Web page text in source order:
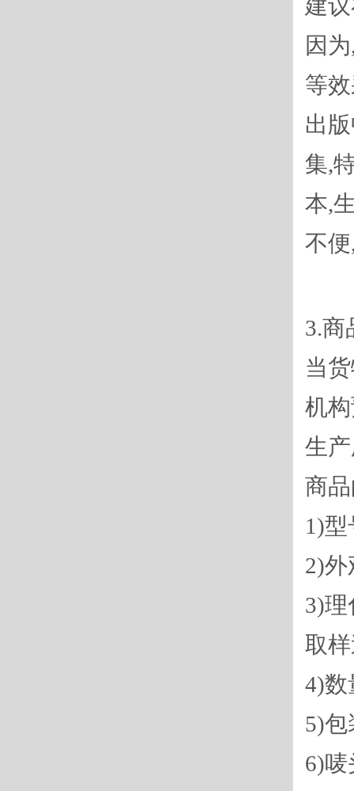
建
因
等
出
集,
本,
不
3.商
当
机
生
商
1)
2)外
3)
取
4)数
5)包
6)